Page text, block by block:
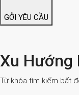
GỞI YÊU CẦU
Xu Hướng
Từ khóa tìm kiếm bất